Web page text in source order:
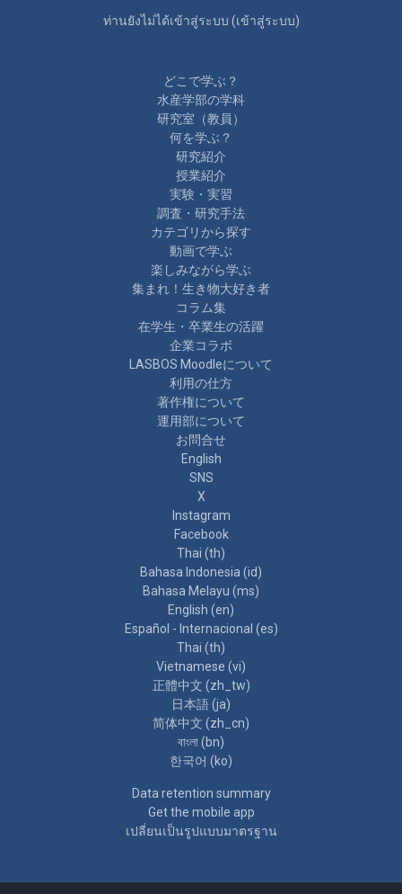
ท่านยังไม่ได้เข้าสู่ระบบ (เข้าสู่ระบบ)
どこで学ぶ？
水産学部の学科
研究室（教員）
何を学ぶ？
研究紹介
授業紹介
実験・実習
調査・研究手法
カテゴリから探す
動画で学ぶ
楽しみながら学ぶ
集まれ！生き物大好き者
コラム集
在学生・卒業生の活躍
企業コラボ
LASBOS Moodleについて
利用の仕方
著作権について
運用部について
お問合せ
English
SNS
X
Instagram
Facebook
Thai ‎(th)‎
Bahasa Indonesia ‎(id)‎
Bahasa Melayu ‎(ms)‎
English ‎(en)‎
Español - Internacional ‎(es)‎
Thai ‎(th)‎
Vietnamese ‎(vi)‎
正體中文 ‎(zh_tw)‎
日本語 ‎(ja)‎
简体中文 ‎(zh_cn)‎
বাংলা ‎(bn)‎
한국어 ‎(ko)‎
Data retention summary
Get the mobile app
เปลี่ยนเป็นรูปแบบมาตรฐาน